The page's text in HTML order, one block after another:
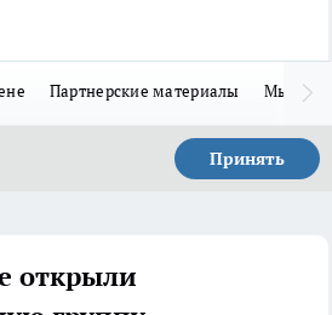
Партнерские материалы Мы в
Принять
открыли